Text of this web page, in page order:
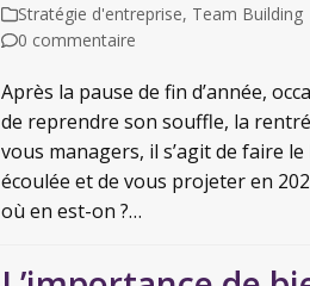
Stratégie d'entreprise, Team Building
0 commentaire
Après la pause de fin d’année,
de reprendre son souffle, la
vous managers, il s’agit de faire le
écoulée et de vous projeter en
où en est-on ?…